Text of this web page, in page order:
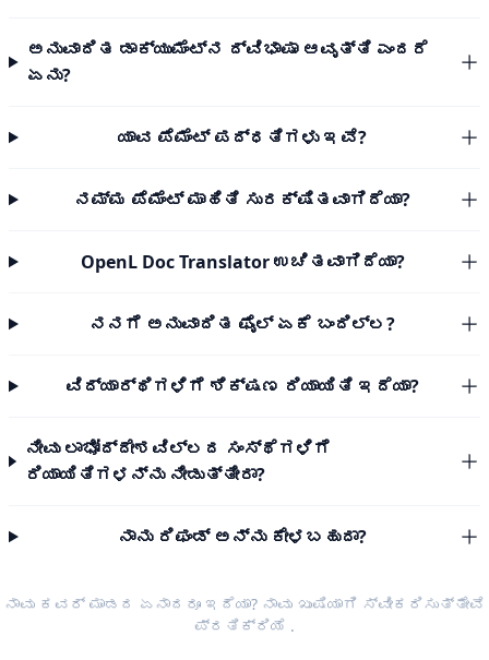
ಅನುವಾದಿತ ಡಾಕ್ಯುಮೆಂಟ್‌ನ ದ್ವಿಭಾಷಾ ಆವೃತ್ತಿ ಎಂದರೆ
ಏನು?
ಯಾವ ಪೆಮೆಂಟ್ ಪದ್ಧತಿಗಳು ಇವೆ?
ನಮ್ಮ ಪೆಮೆಂಟ್ ಮಾಹಿತಿ ಸುರಕ್ಷಿತವಾಗಿದೆಯಾ?
OpenL Doc Translator ಉಚಿತವಾಗಿದೆಯಾ?
ನನಗೆ ಅನುವಾದಿತ ಫೈಲ್ ಏಕೆ ಬಂದಿಲ್ಲ?
ವಿದ್ಯಾರ್ಥಿಗಳಿಗೆ ಶಿಕ್ಷಣ ರಿಯಾಯಿತಿ ಇದೆಯಾ?
ನೀವು ಲಾಭೋದ್ದೇಶವಿಲ್ಲದ ಸಂಸ್ಥೆಗಳಿಗೆ
ರಿಯಾಯಿತಿಗಳನ್ನು ನೀಡುತ್ತೀರಾ?
ನಾನು ರಿಫಂಡ್ ಅನ್ನು ಕೇಳಬಹುದಾ?
ನಾವು ಕವರ್ ಮಾಡದ ಏನಾದರೂ ಇದೆಯಾ? ನಾವು ಖುಷಿಯಾಗಿ ಸ್ವೀಕರಿಸುತ್ತೇವೆ
ಪ್ರತಿಕ್ರಿಯೆ .